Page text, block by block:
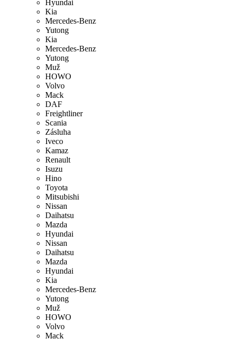
Hyundai
Kia
Mercedes-Benz
Yutong
Kia
Mercedes-Benz
Yutong
Muž
HOWO
Volvo
Mack
DAF
Freightliner
Scania
Zásluha
Iveco
Kamaz
Renault
Isuzu
Hino
Toyota
Mitsubishi
Nissan
Daihatsu
Mazda
Hyundai
Nissan
Daihatsu
Mazda
Hyundai
Kia
Mercedes-Benz
Yutong
Muž
HOWO
Volvo
Mack